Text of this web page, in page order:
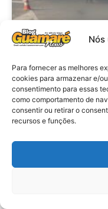
Nós
Para fornecer as melhores
cookies para armazenar e/
consentimento para essas
como comportamento de
consentir ou retirar o
recursos e funções.
Acidente: A
professora
acidente e
no Alto do